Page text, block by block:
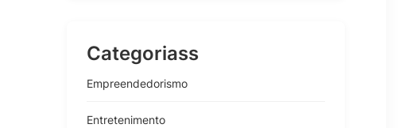
Categoriass
Empreendedorismo
Entretenimento